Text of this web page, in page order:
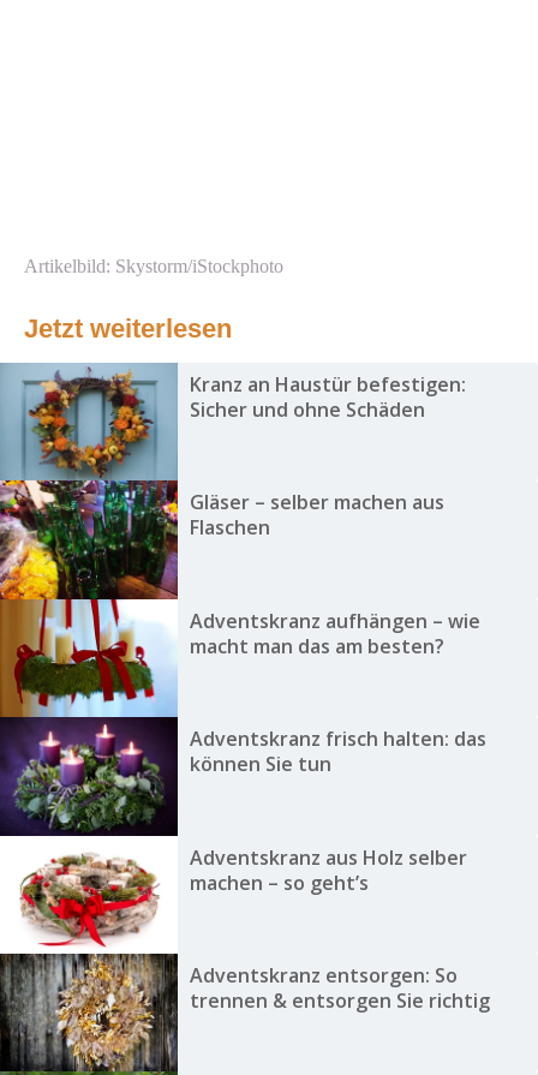
Artikelbild: Skystorm/iStockphoto
Jetzt weiterlesen
Kranz an Haustür befestigen:
Sicher und ohne Schäden
Gläser – selber machen aus
Flaschen
Adventskranz aufhängen – wie
macht man das am besten?
Adventskranz frisch halten: das
können Sie tun
Adventskranz aus Holz selber
machen – so geht’s
Adventskranz entsorgen: So
trennen & entsorgen Sie richtig